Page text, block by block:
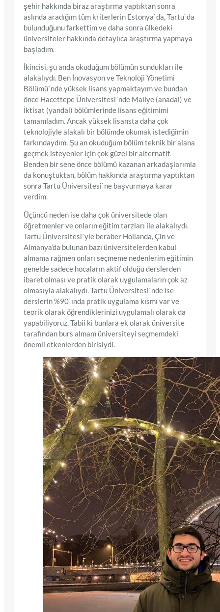
şehir hakkında biraz araştırma yaptıktan sonra
aslında aradığım tüm kriterlerin Estonya`da, Tartu`da
bulunduğunu farkettim ve daha sonra ülkedeki
üniversiteler hakkında detaylıca araştırma yapmaya
başladım.
İkincisi, şu anda okuduğum bölümün sundukları ile
alakalıydı. Ben İnovasyon ve Teknoloji Yönetimi
Bölümü`nde yüksek lisans yapmaktayım ve bundan
önce Hacettepe Üniversitesi`nde Maliye (anadal) ve
İktisat (yandal) bölümlerinde lisans eğitimimi
tamamladım. Ancak yüksek lisansta daha çok
teknolojiyle alakalı bir bölümde okumak istediğimin
farkındaydım. Şu an okuduğum bölüm teknik bir alana
geçmek isteyenler için çok güzel bir alternatif.
Benden bir sene önce bölümü kazanan arkadaşlarımla
da konuştuktan, bölüm hakkında araştırma yaptıktan
sonra Tartu Üniversitesi`ne başvurmaya karar
verdim.
Üçüncü neden ise daha çok üniversitede olan
öğretmenler ve onların eğitim tarzları ile alakalıydı.
Tartu Üniversitesi`yle beraber Hollanda, Çin ve
Almanya’da bulunan bazı üniversitelerden kabul
almama rağmen onları seçmeme nedenlerim eğitimin
genelde sadece hocaların aktif olduğu derslerden
ibaret olması ve pratik olarak uygulamaların çok az
olmasıyla alakalıydı. Tartu Üniversitesi`nde ise
derslerin %90`ında pratik uygulama kısmı var ve
teorik olarak öğrendiklerinizi uygulamalı olarak da
yapabiliyoruz. Tabii ki bunlara ek olarak üniversite
tarafından burs almam üniversiteyi seçmemdeki
önemli etkenlerden birisiydi.